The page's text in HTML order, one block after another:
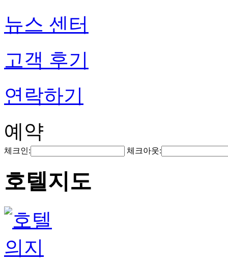
뉴스 센터
고객 후기
연락하기
예약
체크인: 체크아웃:
호텔지도